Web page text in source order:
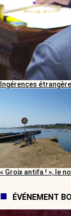
Ingérences
« Groix antifa ! », le
ÉVÉNEMENT